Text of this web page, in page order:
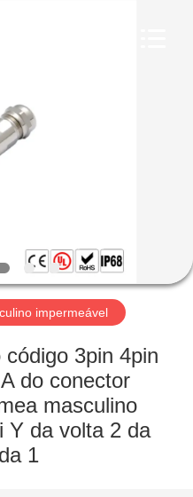
impermeável
3pin 4pin
do conector
masculino
Y da volta 2 da
1